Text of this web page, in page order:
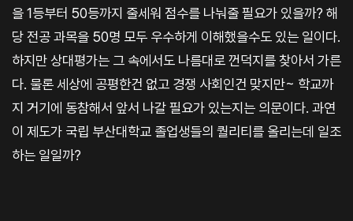
을 1등부터 50등까지 줄세워 점수를 나눠줄 필요가 있을까? 해
당 전공 과목을 50명 모두 우수하게 이해했을수도 있는 일이다.
하지만 상대평가는 그 속에서도 나름대로 껀덕지를 찾아서 가른
다. 물론 세상에 공평한건 없고 경쟁 사회인건 맞지만~ 학교까
지 거기에 동참해서 앞서 나갈 필요가 있는지는 의문이다. 과연
이 제도가 국립 부산대학교 졸업생들의 퀄리티를 올리는데 일조
하는 일일까?